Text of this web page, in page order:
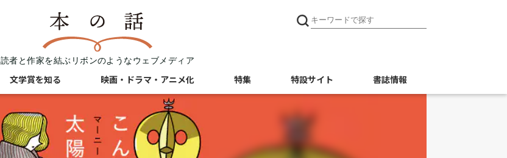
読者と作家を結ぶリボンのようなウェブメディア
文学賞を知る 映画・ドラマ・アニメ化 特集 特設サイト 書誌情報